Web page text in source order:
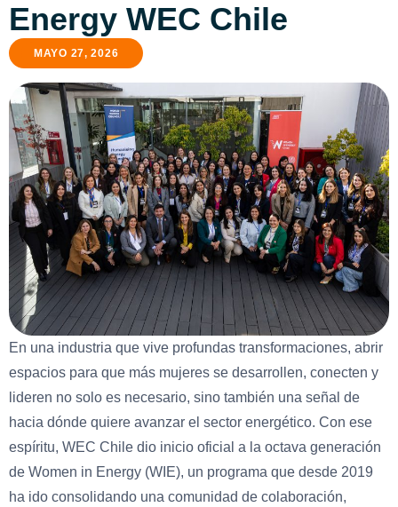
Energy WEC Chile
MAYO 27, 2026
En una industria que vive profundas transformaciones, abrir
espacios para que más mujeres se desarrollen, conecten y
lideren no solo es necesario, sino también una señal de
hacia dónde quiere avanzar el sector energético. Con ese
espíritu, WEC Chile dio inicio oficial a la octava generación
de Women in Energy (WIE), un programa que desde 2019
ha ido consolidando una comunidad de colaboración,